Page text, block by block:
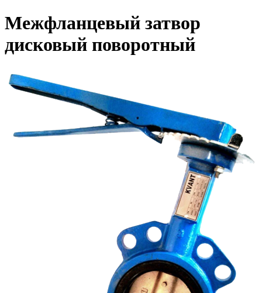
Межфланцевый затвор
дисковый поворотный